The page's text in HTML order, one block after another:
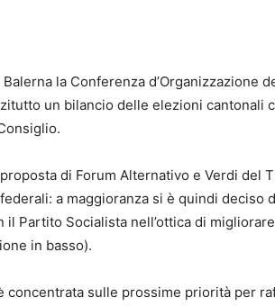
la Conferenza d’Organizzazione
un bilancio delle elezioni cantonali
di Forum Alternativo e Verdi del
a maggioranza si è quindi deciso
il Partito Socialista nell’ottica di
in basso).
concentrata sulle prossime priorità per